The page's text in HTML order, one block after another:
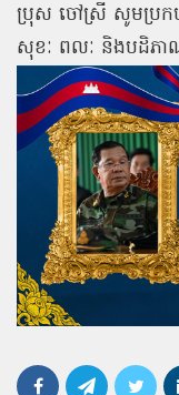
ប្រុស ចៅស្រី សូមប្រក
សុខៈ ពលៈ និងបដិភា